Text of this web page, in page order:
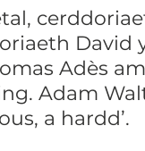
David
Adès
Adam
a hardd’.